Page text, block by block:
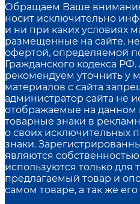
Обращаем Ваше
носит исключительно
и ни при каких условиях
размещенные на сайте,
офертой, определяемой
Гражданского кодекса
рекомендуем уточнить у
материалов с сайта
администратор сайта не
отображаемые на данном
товарные знаки в
о своих исключительных
знаки.
являются
используются только для
предлагаемый товар и
самом товаре, а так же его